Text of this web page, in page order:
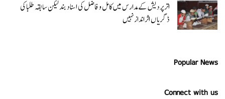
اتر پردیش کےمدارس میں کامل و فاضل کی اسناد بند لیکن سابقہ طلبا کی
ڈگریا ں اثرانداز نہیں
Popular News
Connect with us